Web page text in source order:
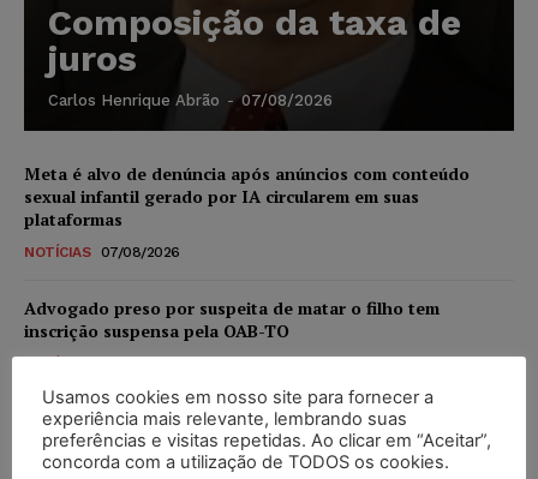
Composição da taxa de
juros
Carlos Henrique Abrão - 07/08/2026
Meta é alvo de denúncia após anúncios com conteúdo
sexual infantil gerado por IA circularem em suas
plataformas
NOTÍCIAS 07/08/2026
Advogado preso por suspeita de matar o filho tem
inscrição suspensa pela OAB-TO
STF amplia isenção de IBS e CBS na compra de veículos
novos para pessoas com deficiência e autistas de todos os
níveis
Usamos cookies em nosso site para fornecer a
experiência mais relevante, lembrando suas
preferências e visitas repetidas. Ao clicar em “Aceitar”,
concorda com a utilização de TODOS os cookies.